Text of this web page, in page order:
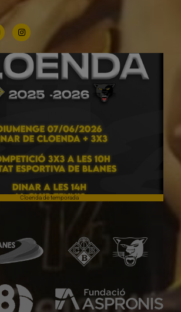
Cloenda de temporada